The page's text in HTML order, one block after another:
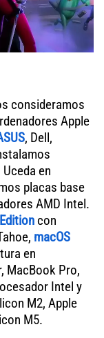
consideramos
Apple
, Dell,
en
placas base
AMD Intel.
con
macOS
en
MacBook Pro,
Intel y
M2, Apple
M5.